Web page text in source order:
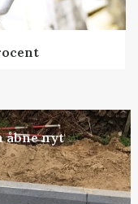
åbne nyt